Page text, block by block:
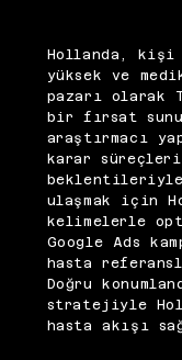
Hollanda, kişi
yüksek ve
pazarı
bir fırsat
araştırmacı
karar
ulaşmak için
kelimelerle
Google Ads
hasta
Doğru
stratejiyle
hasta akışı